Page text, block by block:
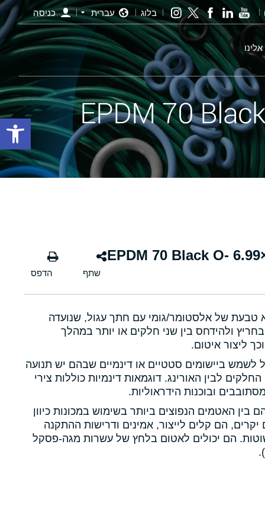
בלוג עברית כניסה
אורינג שחור - 438 158.12×6.99 EPDM 70 Black O-
טבעת של אלסטומר/גומי עם חתך עגול, שנועדה
ולהידחס בין שני חלקים או יותר במהלך
ליצור איטום.
לשמש ביישומים סטטיים או דינמיים שבהם יש תנועה
החלקים לבין האורינג. דוגמאות דינמיות כוללות צירי
ובוכנות הידראוליות.
בין האטמים הנפוצים ביותר בשימוש במכונות כיוון
הם קלים לייצור, אמינים ודרישות ההתקנה
הם יכולים לאטום בלחץ של עשרות מגה-פסקל
פתח